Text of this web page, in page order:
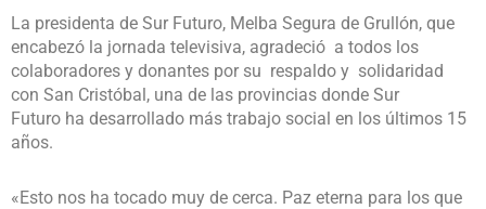
La presidenta de Sur Futuro, Melba Segura de Grullón, que
encabezó la jornada televisiva, agradeció a todos los
colaboradores y donantes por su respaldo y solidaridad
con San Cristóbal, una de las provincias donde Sur
Futuro ha desarrollado más trabajo social en los últimos 15
años.
«Esto nos ha tocado muy de cerca. Paz eterna para los que